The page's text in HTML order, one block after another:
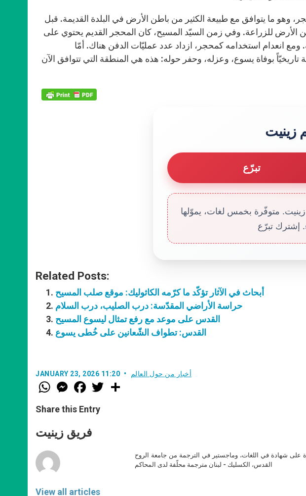
وهو ما يتوافق مع طبيعة الكثير من باطن الأرض في البلدة القديمة. قبل
الأرض للزراعة. وفي زمن السيّد المسيح، كان المحجر القديم يحتوي على
انعدام استخدامه كمحجر، ازداد عدد عمليّات الدفن هناك. أمّا
بوفاة يسوع، وعزله، وحفر حوله: هذه هي المنطقة التي تتوافق الآن
زينيت
تبرّع
متوفّرة بخمس لغات، يموّلها
إشترك تبرّع
Related Posts:
أبحاث في الآثار تؤكّد ما كرّمه الكاثوليك: موقع صلب المسيح
حراسة الأراضي المقدّسة: درب الصليب، درب السلام
القدس على موعد مع رفع تمثال ليسوع المسيح
القدس: تطواف الشّعانين على خُطى يسوع
JANUARY 23, 2026 11:20 أخبار من حول العالم
W
h
t
s
p
p
M
e
s
e
g
e
F
a
e
b
o
k
w
Share this Entry
فريق زينيت
View all articles
شهادة في اللغات، وماجستير في الترجمة من جامعة الروح
القدس، الكسليك - لبنان مترجمة محلّفة لدى المحاكم